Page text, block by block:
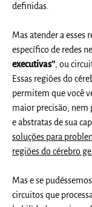
definidas.
Mas atender a esses
específico de redes
executivas'', ou
Essas regiões do
permitem que você
maior precisão; nem
e abstratas de sua
soluções para
regiões do cérebro
Mas e se
circuitos que